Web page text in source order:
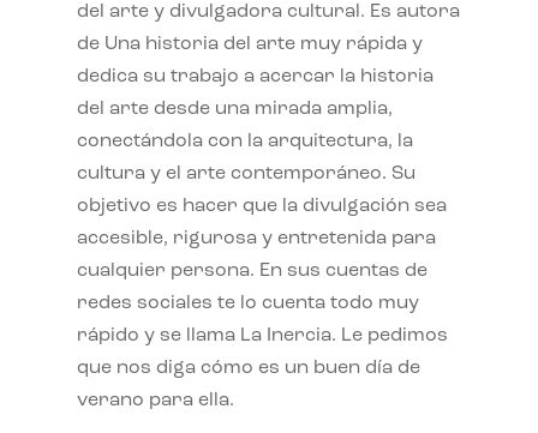
del arte y divulgadora cultural. Es autora
de Una historia del arte muy rápida y
dedica su trabajo a acercar la historia
del arte desde una mirada amplia,
conectándola con la arquitectura, la
cultura y el arte contemporáneo. Su
objetivo es hacer que la divulgación sea
accesible, rigurosa y entretenida para
cualquier persona. En sus cuentas de
redes sociales te lo cuenta todo muy
rápido y se llama La Inercia. Le pedimos
que nos diga cómo es un buen día de
verano para ella.